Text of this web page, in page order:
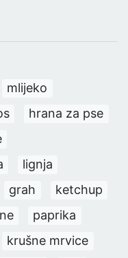
mlijeko
hrana za pse
lignja
grah
ketchup
paprika
krušne mrvice